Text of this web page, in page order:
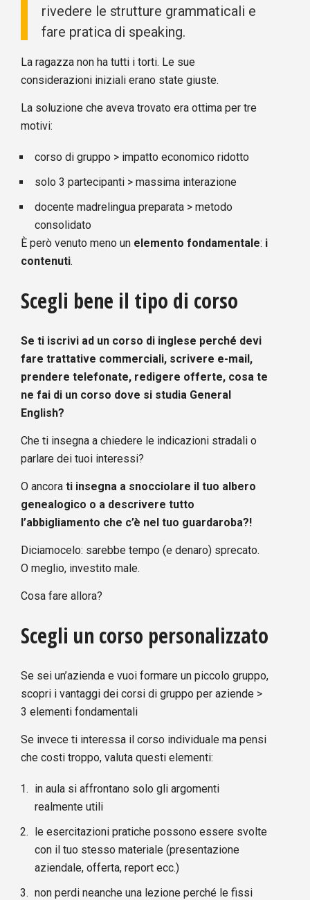
rivedere le strutture grammaticali e
fare pratica di speaking.
La ragazza non ha tutti i torti. Le sue
considerazioni iniziali erano state giuste.
La soluzione che aveva trovato era ottima per tre
motivi:
corso di gruppo > impatto economico ridotto
solo 3 partecipanti > massima interazione
docente madrelingua preparata > metodo
consolidato
È però venuto meno un elemento fondamentale: i
contenuti.
Scegli bene il tipo di corso
Se ti iscrivi ad un corso di inglese perché devi
fare trattative commerciali, scrivere e-mail,
prendere telefonate, redigere offerte, cosa te
ne fai di un corso dove si studia General
English?
Che ti insegna a chiedere le indicazioni stradali o
parlare dei tuoi interessi?
O ancora ti insegna a snocciolare il tuo albero
genealogico o a descrivere tutto
l’abbigliamento che c’è nel tuo guardaroba?!
Diciamocelo: sarebbe tempo (e denaro) sprecato.
O meglio, investito male.
Cosa fare allora?
Scegli un corso personalizzato
Se sei un’azienda e vuoi formare un piccolo gruppo,
scopri i vantaggi dei corsi di gruppo per aziende >
3 elementi fondamentali
Se invece ti interessa il corso individuale ma pensi
che costi troppo, valuta questi elementi:
in aula si affrontano solo gli argomenti
realmente utili
le esercitazioni pratiche possono essere svolte
con il tuo stesso materiale (presentazione
aziendale, offerta, report ecc.)
non perdi neanche una lezione perché le fissi